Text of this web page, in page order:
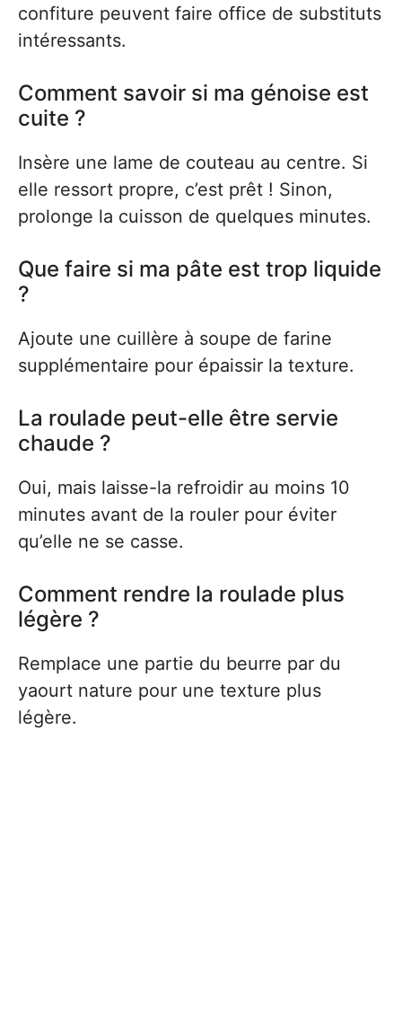
confiture peuvent faire office de substituts
intéressants.
Comment savoir si ma génoise est
cuite ?
Insère une lame de couteau au centre. Si
elle ressort propre, c’est prêt ! Sinon,
prolonge la cuisson de quelques minutes.
Que faire si ma pâte est trop liquide
?
Ajoute une cuillère à soupe de farine
supplémentaire pour épaissir la texture.
La roulade peut-elle être servie
chaude ?
Oui, mais laisse-la refroidir au moins 10
minutes avant de la rouler pour éviter
qu’elle ne se casse.
Comment rendre la roulade plus
légère ?
Remplace une partie du beurre par du
yaourt nature pour une texture plus
légère.